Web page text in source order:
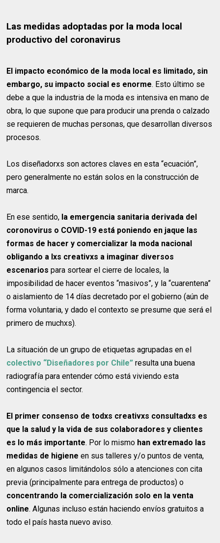
Las medidas adoptadas por la moda local
productivo del coronavirus
El impacto económico de la moda local es limitado, sin
embargo, su impacto social es enorme. Esto último se
debe a que la industria de la moda es intensiva en mano de
obra, lo que supone que para producir una prenda o calzado
se requieren de muchas personas, que desarrollan diversos
procesos.
Los diseñadorxs son actores claves en esta “ecuación”,
pero generalmente no están solos en la construcción de
marca.
En ese sentido, la emergencia sanitaria derivada del
coronovirus o COVID-19 está poniendo en jaque las
formas de hacer y comercializar la moda nacional
obligando a lxs creativxs a imaginar diversos
escenarios para sortear el cierre de locales, la
imposibilidad de hacer eventos “masivos”, y la “cuarentena”
o aislamiento de 14 días decretado por el gobierno (aún de
forma voluntaria, y dado el contexto se presume que será el
primero de muchxs).
La situación de un grupo de etiquetas agrupadas en el
colectivo “Diseñadores por Chile” resulta una buena
radiografía para entender cómo está viviendo esta
contingencia el sector.
El primer consenso de todxs creativxs consultadxs es
que la salud y la vida de sus colaboradores y clientes
es lo más importante. Por lo mismo han extremado las
medidas de higiene en sus talleres y/o puntos de venta,
en algunos casos limitándolos sólo a atenciones con cita
previa (principalmente para entrega de productos) o
concentrando la comercialización solo en la venta
online. Algunas incluso están haciendo envíos gratuitos a
todo el país hasta nuevo aviso.